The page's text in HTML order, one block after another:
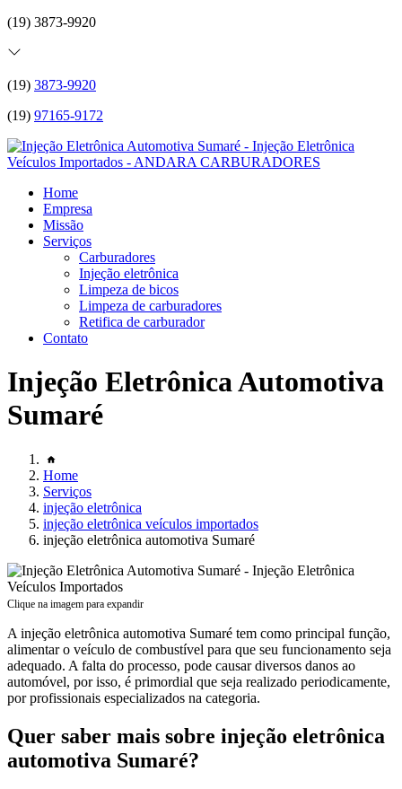
(19) 3873-9920
(19) 3873-9920
(19) 97165-9172
Home
Empresa
Missão
Serviços
Carburadores
Injeção eletrônica
Limpeza de bicos
Limpeza de carburadores
Retifica de carburador
Contato
Injeção Eletrônica Automotiva
Sumaré
Home
Serviços
injeção eletrônica
injeção eletrônica veículos importados
injeção eletrônica automotiva Sumaré
Clique na imagem para expandir
A injeção eletrônica automotiva Sumaré tem como principal função,
alimentar o veículo de combustível para que seu funcionamento seja
adequado. A falta do processo, pode causar diversos danos ao
automóvel, por isso, é primordial que seja realizado periodicamente,
por profissionais especializados na categoria.
Quer saber mais sobre injeção eletrônica
automotiva Sumaré?